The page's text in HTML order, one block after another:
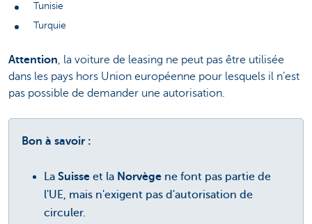
Tunisie
Turquie
Attention, la voiture de leasing ne peut pas être utilisée
dans les pays hors Union européenne pour lesquels il n’est
pas possible de demander une autorisation.
Bon à savoir :
La Suisse et la Norvège ne font pas partie de
l'UE, mais n'exigent pas d'autorisation de
circuler.